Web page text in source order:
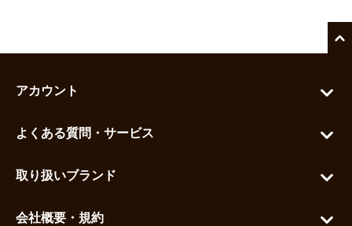
アカウント
お気に入りを見る
よくある質問・サービス
ご利用ガイド
取り扱いブランド
会社概要・規約